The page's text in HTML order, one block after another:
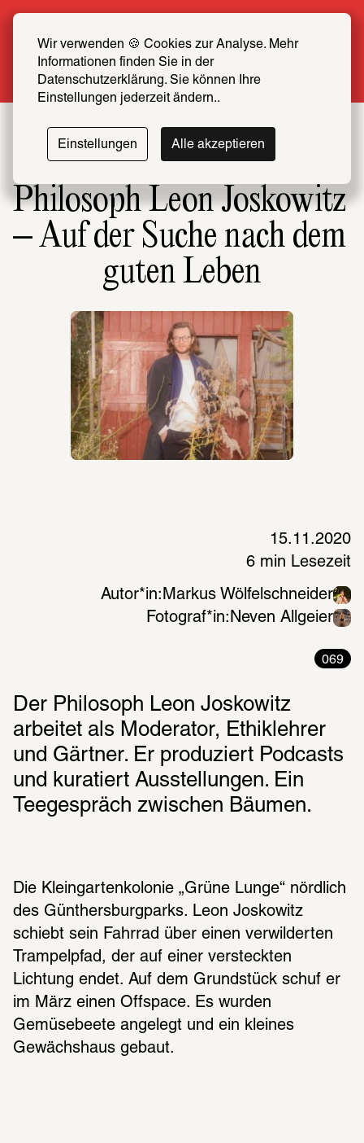
Wir verwenden 🍪 Cookies zur Analyse. Mehr
Informationen finden Sie in der
Datenschutzerklärung. Sie können Ihre
Einstellungen jederzeit ändern..
Einstellungen Alle akzeptieren
SCHIRN FREUND*IN werden
Mehr erfahren
Philosoph Leon Joskowitz
guten Leben
15.11.2020
6 min Lesezeit
Autor*in: Markus Wölfelschneider
Fotograf*in: Neven Allgeier
069
Der Philosoph Leon Joskowitz
arbeitet als Moderator, Ethiklehrer
und Gärtner. Er produziert Podcasts
und kuratiert Ausstellungen. Ein
Teegespräch zwischen Bäumen.
Die Kleingartenkolonie „Grüne Lunge“ nördlich
des Günthersburgparks. Leon Joskowitz
schiebt sein Fahrrad über einen verwilderten
Trampelpfad, der auf einer versteckten
Lichtung endet. Auf dem Grundstück schuf er
im März einen Offspace. Es wurden
Gemüsebeete angelegt und ein kleines
Gewächshaus gebaut.